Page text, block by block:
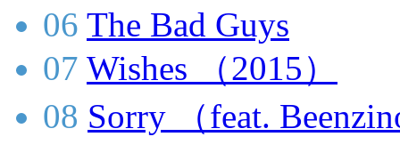
06 The Bad Guys
07 Wishes （2015）
08 Sorry （feat.